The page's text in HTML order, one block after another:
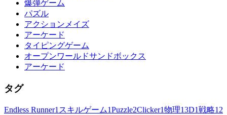
爆弾ゲーム
パズル
アクションメイズ
アーケード
タイピングゲーム
オープンワールドサンドボックス
アーケード
タグ
Endless Runner1 スキルゲーム1Puzzle2Clicker1物理13D1戦略1 2